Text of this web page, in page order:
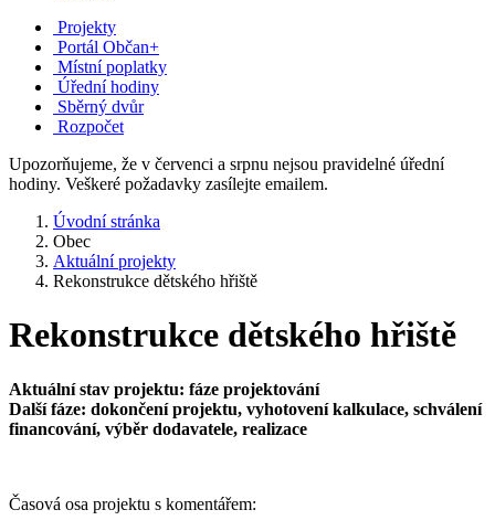
Projekty
Portál Občan+
Místní poplatky
Úřední hodiny
Sběrný dvůr
Rozpočet
Upozorňujeme, že v červenci a srpnu nejsou pravidelné úřední
hodiny. Veškeré požadavky zasílejte emailem.
Úvodní stránka
Obec
Aktuální projekty
Rekonstrukce dětského hřiště
Rekonstrukce dětského hřiště
Aktuální stav projektu: fáze projektování
Další fáze: dokončení projektu, vyhotovení kalkulace, schválení
financování, výběr dodavatele, realizace
Časová osa projektu s komentářem: